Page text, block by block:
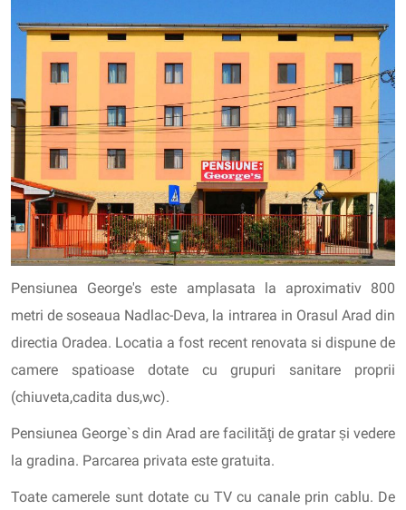
Pensiunea George's este amplasata la aproximativ 800
metri de soseaua Nadlac-Deva, la intrarea in Orasul Arad din
directia Oradea. Locatia a fost recent renovata si dispune de
camere spatioase dotate cu grupuri sanitare proprii
(chiuveta,cadita dus,wc).
Pensiunea George`s din Arad are facilităţi de gratar și vedere
la gradina. Parcarea privata este gratuita.
Toate camerele sunt dotate cu TV cu canale prin cablu. De